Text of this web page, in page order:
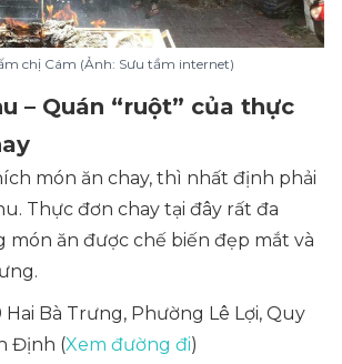
chị Cám (Ảnh: Sưu tầm internet)
– Quán “ruột” của thực
món ăn chay, thì nhất định phải
Thực đơn chay tại đây rất đa
món ăn được chế biến đẹp mắt và
Hai Bà Trưng, Phường Lê Lợi, Quy
Định (Xem đường đi)